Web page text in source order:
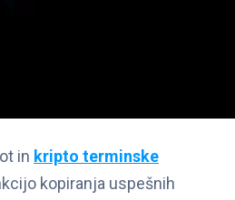
in kripto terminske
kopiranja uspešnih